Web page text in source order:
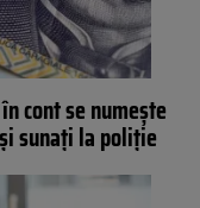
cont se numește
sunați la poliție